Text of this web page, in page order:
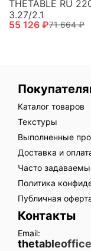
THETABLE RU
3.27/2.1
55 126 ₽71 664 ₽
Каталог товаров
Текстуры
Выполненные
Доставка и
Часто
Политика
Публичная
Контакты
Email: